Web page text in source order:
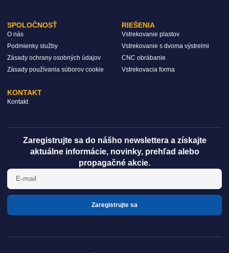
SPOLOČNOSŤ
O nás
Podmienky služby
Zásady ochrany osobných údajov
Zásady používania súborov cookie
RIEŠENIA
Vstrekovanie plastov
Vstrekovanie s dvoma výstrelmi
CNC obrábanie
Vstrekovacia forma
KONTAKT
Kontakt
Zaregistrujte sa do nášho newslettera a získajte
aktuálne informácie, novinky, prehľad alebo
propagačné akcie.
Zaregistrujte sa